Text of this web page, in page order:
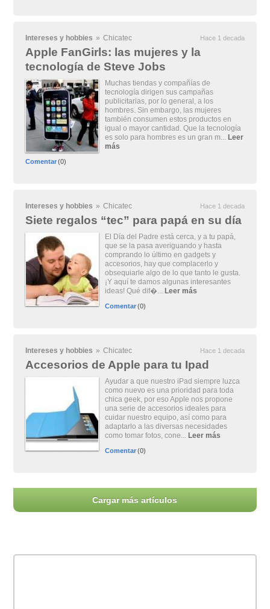
Intereses y hobbies » Chicatec Hace 1 decada
Apple FanGirls: las mujeres y la
tecnología de Steve Jobs
Muchas tiendas y compañías de
tecnología dirigen sus campañas
publicitarias, por lo general, a los
hombres. Sin embargo, las mujeres
también consumen estos productos en
igual o mayor cantidad. Que la tecnología
es solo para hombres es un gran m... Leer
más
Comentar(0)
Intereses y hobbies » Chicatec Hace 1 decada
Siete regalos “tec” para papá en su día
El Día del Padre está cerca, y a tu papá,
que se la pasa averiguando y hasta
comprando lo último en gadgets y
accesorios, hay que complacerlo y
obsequiarle algo de lo que tanto le gusta.
¡Y aquí te damos algunas interesantes
ideas! Qué dif�... Leer más
Comentar(0)
Intereses y hobbies » Chicatec Hace 1 decada
Accesorios de Apple para tu Ipad
Ayudar a que nuestro iPad siempre luzca
como nuevo es una prioridad para toda
chica geek, por eso Apple nos propone
una serie de accesorios ideales para
cuidar nuestro equipo, así como para
adaptarlo a las diversas necesidades
como tomar fotos, cone... Leer más
Comentar(0)
Cargar más artículos